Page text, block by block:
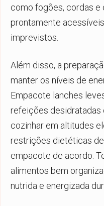
como fogões, cordas e
prontamente
imprevistos.
Além disso, a
manter os níveis de
Empacote lanches
refeições desidratadas
cozinhar em altitudes
restrições dietéticas
empacote de acordo.
alimentos bem
nutrida e energizada